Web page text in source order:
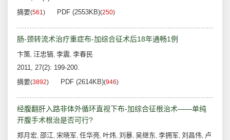
摘要(561) PDF (2553KB)(250)
肠-颈转流术治疗重症布-加综合征术后18年通畅1例
卞策, 汪忠镐, 李震, 李春民
2011, 27(2): 199-200.
摘要(3892) PDF (2614KB)(946)
经腹翻肝入路非体外循环直视下布-加综合征根治术——单纯
开腹手术根治是否可行?
郑月宏, 邵江, 宋晓军, 任华亮, 叶炜, 刘暴, 吴继东, 李拥军, 刘昌伟, 卢